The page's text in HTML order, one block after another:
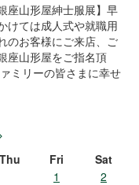
座山形屋紳士服展】早
けては成人式や就職用
のお客様にご来店、ご
座山形屋をご指名頂
ミリーの皆さまに幸せ
Thu Fri
Sat
1
2